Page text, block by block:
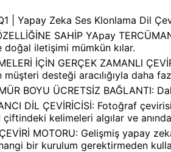
| Yapay Zeka Ses Klonlama Dil
SAHİP YApay
iletişimi mümkün kılar.
İÇİN GERÇEK ZAMANLI
desteği aracılığıyla daha
BOYU ÜCRETSİZ
DİL ÇEVİRİCİSİ: Fotoğraf
kelimeleri algılar ve
MOTORU: Gelişmiş yapay
bir kurulum gerektirmeden